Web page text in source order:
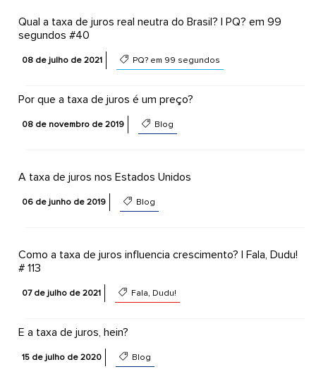
Qual a taxa de juros real neutra do Brasil? | PQ? em 99
segundos #40
08 de julho de 2021 PQ? em 99 segundos
Por que a taxa de juros é um preço?
08 de novembro de 2019 Blog
A taxa de juros nos Estados Unidos
06 de junho de 2019 Blog
Como a taxa de juros influencia crescimento? | Fala, Dudu!
# 113
07 de julho de 2021 Fala, Dudu!
E a taxa de juros, hein?
15 de julho de 2020 Blog